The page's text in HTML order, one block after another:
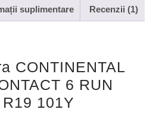
suplimentare Recenzii (1)
CONTINENTAL
6 RUN
101Y